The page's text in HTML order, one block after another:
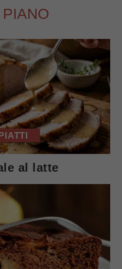
al latte